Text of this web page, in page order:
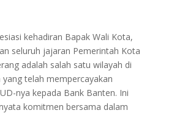
kehadiran Bapak Wali Kota,
seluruh jajaran Pemerintah Kota
adalah salah satu wilayah di
telah mempercayakan
nya kepada Bank Banten. Ini
komitmen bersama dalam